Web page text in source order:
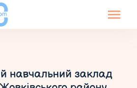
навчальний заклад